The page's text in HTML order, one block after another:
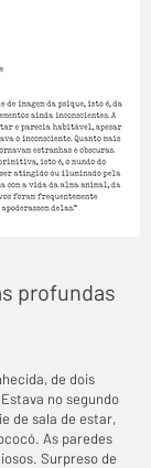
profundas
de dois
no segundo
de sala de estar,
As paredes
Surpreso de